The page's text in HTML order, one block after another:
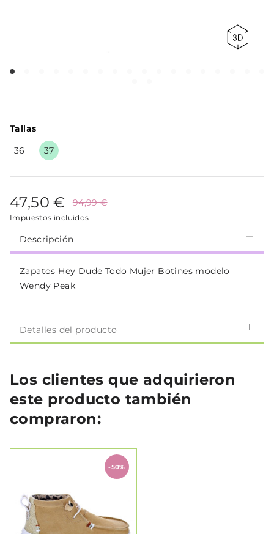
Tallas
36
37
47,50 € 94,99 €
Impuestos incluidos
Descripción
Zapatos Hey Dude Todo Mujer Botines modelo
Wendy Peak
Detalles del producto
Los clientes que adquirieron
este producto también
compraron:
-50%